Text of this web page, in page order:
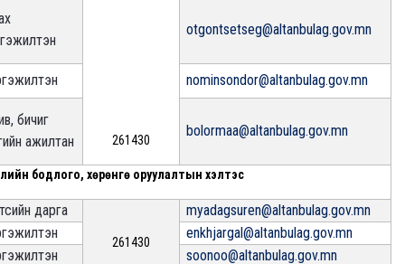
261430
оtgontsetseg@altanbulag.gov.mn
nominsondor@altanbulag.gov.mn
бичиг
ажилтан
bolormaa@altanbulag.gov.mn
бодлого, хөрөнгө оруулалтын хэлтэс
дарга
261430
myadagsuren@altanbulag.gov.mn
enkhjargal@altanbulag.gov.mn
soonoo@altanbulag.gov.mn